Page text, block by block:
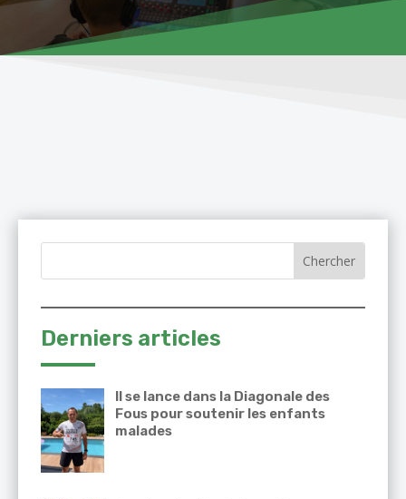
Derniers articles
Il se lance dans la Diagonale des
Fous pour soutenir les enfants
malades